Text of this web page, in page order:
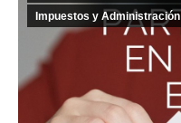
Impuestos y Administración